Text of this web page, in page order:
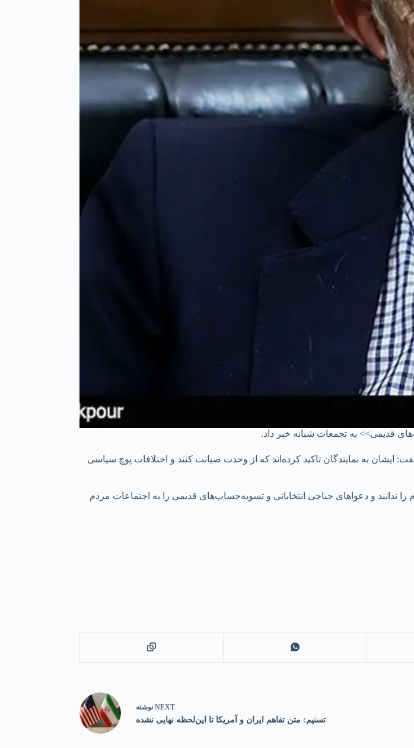
قدیمی>> به تجمعات شبانه خبر داد.
ایشان به نمایندگان تاکید کرده‌اند که از وحدت صیانت کنند و اختلافات پوچ سیاسی
و دعواهای جناحی انتخاباتی و تسویه‌حساب‌های قدیمی را به اجتماعات مردم
NEXT نوشته
تسنیم: متن تفاهم‌ ایران و آمریکا تا این‌لحظه نهایی‌ نشده